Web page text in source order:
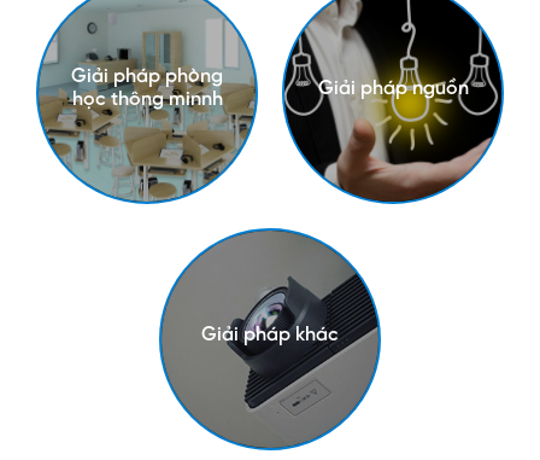
Giải pháp phòng
học thông minnh
Giải pháp nguồn
Giải pháp khác